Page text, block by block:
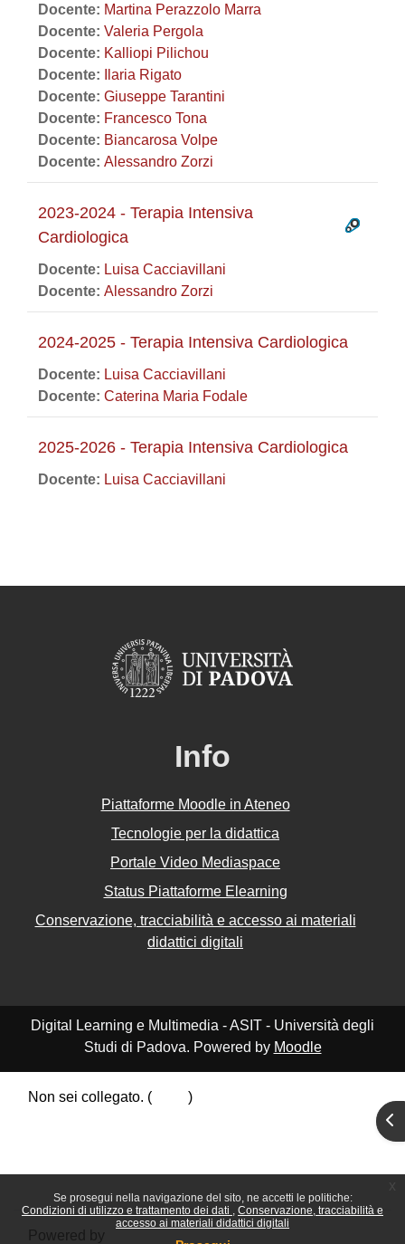
Se prosegui nella navigazione del sito, ne accetti le politiche:
Condizioni di utilizzo e trattamento dei dati
Conservazione, tracciabilità e
accesso ai materiali didattici digitali
Docente: Martina Perazzolo Marra
Docente: Valeria Pergola
Docente: Kalliopi Pilichou
Docente:
Ilaria Rigato
Docente: Giuseppe Tarantini
Docente: Francesco Tona
Docente: Biancarosa Volpe
Docente: Alessandro Zorzi
2023-2024 - Terapia Intensiva
Cardiologica
Docente: Luisa Cacciavillani
Docente: Alessandro Zorzi
2024-2025 - Terapia Intensiva Cardiologica
Docente: Luisa Cacciavillani
Docente: Caterina Maria Fodale
2025-2026 - Terapia Intensiva Cardiologica
Docente: Luisa Cacciavillani
Info
Piattaforme Moodle in Ateneo
Tecnologie per la didattica
Portale Video Mediaspace
Status Piattaforme Elearning
Conservazione, tracciabilità e accesso ai materiali
didattici digitali
Digital Learning e Multimedia - ASIT - Università degli
Studi di Padova. Powered by Moodle
Non sei collegato. (
)
Powered by